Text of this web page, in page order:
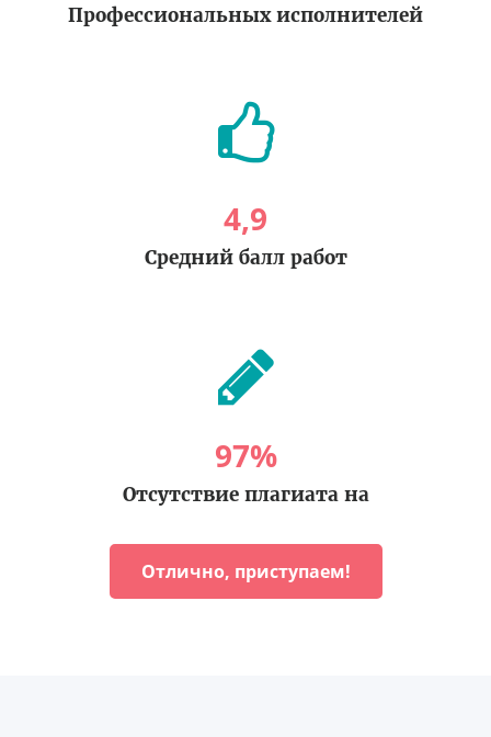
Профессиональных исполнителей
4,9
Средний балл работ
97%
Отсутствие плагиата на
Отлично, приступаем!